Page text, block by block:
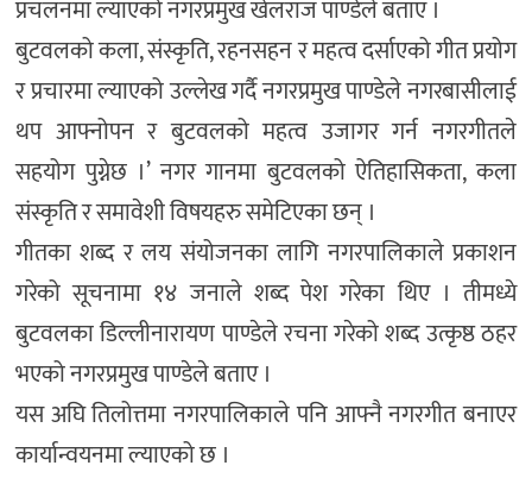
प्रचलनमा ल्याएको नगरप्रमुख खेलराज पाण्डेले बताए ।
बुटवलको कला, संस्कृति, रहनसहन र महत्व दर्साएको गीत प्रयोग
र प्रचारमा ल्याएको उल्लेख गर्दै नगरप्रमुख पाण्डेले नगरबासीलाई
थप आफ्नोपन र बुटवलको महत्व उजागर गर्न नगरगीतले
सहयोग पुग्नेछ ।’ नगर गानमा बुटवलको ऐतिहासिकता, कला
संस्कृति र समावेशी विषयहरु समेटिएका छन् ।
गीतका शब्द र लय संयोजनका लागि नगरपालिकाले प्रकाशन
गरेको सूचनामा १४ जनाले शब्द पेश गरेका थिए । तीमध्ये
बुटवलका डिल्लीनारायण पाण्डेले रचना गरेको शब्द उत्कृष्ठ ठहर
भएको नगरप्रमुख पाण्डेले बताए ।
यस अघि तिलोत्तमा नगरपालिकाले पनि आफ्नै नगरगीत बनाएर
कार्यान्वयनमा ल्याएको छ ।